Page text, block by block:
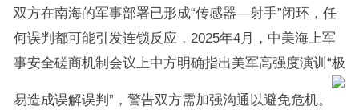
双方在南海的军事部署已形成“传感器—射手”闭环，任
何误判都可能引发连锁反应，2025年4月，中美海上军
事安全磋商机制会议上中方明确指出美军高强度演训“极
易造成误解误判”，警告双方需加强沟通以避免危机。